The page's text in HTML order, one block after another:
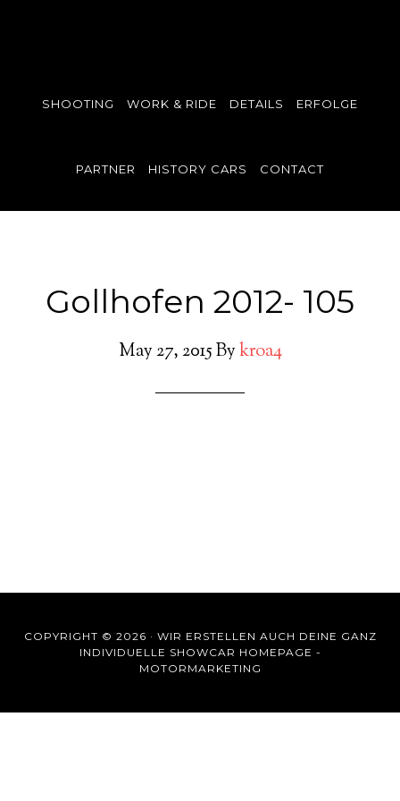
SHOOTING WORK & RIDE DETAILS ERFOLGE
PARTNER HISTORY CARS CONTACT
Gollhofen 2012- 105
May 27, 2015Bykroa4
COPYRIGHT © 2026 · WIR ERSTELLEN AUCH DEINE GANZ
INDIVIDUELLE SHOWCAR HOMEPAGE -
MOTORMARKETING